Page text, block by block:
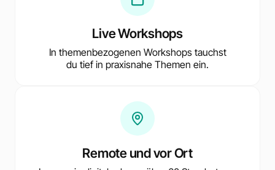
Live Workshops
In themenbezogenen Workshops tauchst
du tief in praxisnahe Themen ein.
Remote und vor Ort